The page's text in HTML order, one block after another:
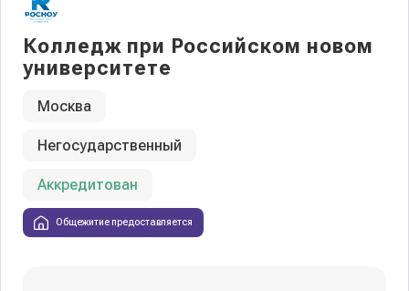
Колледж при Российском новом
университете
Москва
Негосударственный
Аккредитован
Общежитие предоставляется